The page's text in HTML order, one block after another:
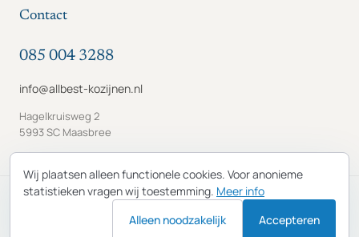
Contact
085 004 3288
info@allbest-kozijnen.nl
Hagelkruisweg 2
5993 SC Maasbree
© 2026 Allbest Kozijnen B.V. · KvK 65822194 · BTW
NL856253619B01
Wij plaatsen alleen functionele cookies. Voor anonieme
statistieken vragen wij toestemming. Meer info
Alleen noodzakelijk
Accepteren